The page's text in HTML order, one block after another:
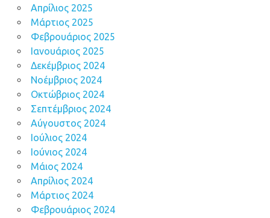
Απρίλιος 2025
Μάρτιος 2025
Φεβρουάριος 2025
Ιανουάριος 2025
Δεκέμβριος 2024
Νοέμβριος 2024
Οκτώβριος 2024
Σεπτέμβριος 2024
Αύγουστος 2024
Ιούλιος 2024
Ιούνιος 2024
Μάιος 2024
Απρίλιος 2024
Μάρτιος 2024
Φεβρουάριος 2024